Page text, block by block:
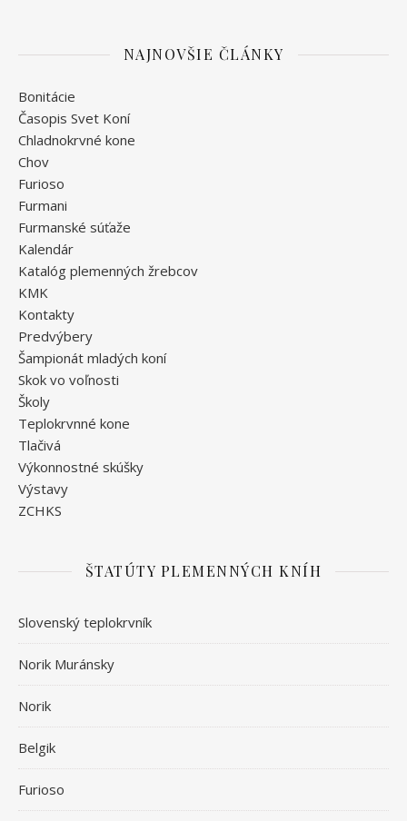
NAJNOVŠIE ČLÁNKY
Bonitácie
Časopis Svet Koní
Chladnokrvné kone
Chov
Furioso
Furmani
Furmanské súťaže
Kalendár
Katalóg plemenných žrebcov
KMK
Kontakty
Predvýbery
Šampionát mladých koní
Skok vo voľnosti
Školy
Teplokrvnné kone
Tlačivá
Výkonnostné skúšky
Výstavy
ZCHKS
ŠTATÚTY PLEMENNÝCH KNÍH
Slovenský teplokrvník
Norik Muránsky
Norik
Belgik
Furioso